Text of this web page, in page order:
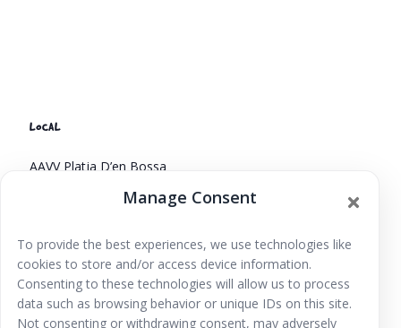
Manage Consent
To provide the best experiences, we use technologies like
cookies to store and/or access device information.
Consenting to these technologies will allow us to process
data such as browsing behavior or unique IDs on this site.
Not consenting or withdrawing consent, may adversely
LOCAL
AAVV Platja D’en Bossa
07800
Juegos Hinchables –
Festes de Santa Eulària
Juegos, talleres infantiles, música en
las fiestas de Santa Eulària del Rio